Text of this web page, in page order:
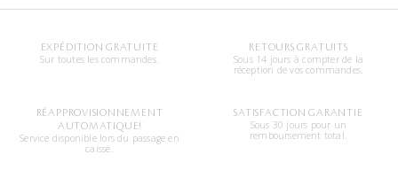
EXPÉDITION GRATUITE
Sur toutes les commandes.
RETOURS GRATUITS
Sous 14 jours à compter de la
réception de vos commandes.
RÉAPPROVISIONNEMENT
AUTOMATIQUE!
Service disponible lors du passage en
caisse.
SATISFACTION GARANTIE
Sous 30 jours pour un
remboursement total.